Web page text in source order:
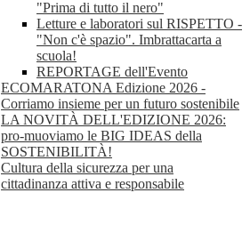
"Prima di tutto il nero"
Letture e laboratori sul RISPETTO -
"Non c'è spazio". Imbrattacarta a
scuola!
REPORTAGE dell'Evento
ECOMARATONA Edizione 2026 -
Corriamo insieme per un futuro sostenibile
LA NOVITÀ DELL'EDIZIONE 2026:
pro-muoviamo le BIG IDEAS della
SOSTENIBILITÀ!
Cultura della sicurezza per una
cittadinanza attiva e responsabile